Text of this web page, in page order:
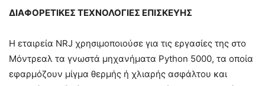
ΔΙΑΦΟΡΕΤΙΚΕΣ ΤΕΧΝΟΛΟΓΙΕΣ ΕΠΙΣΚΕΥΗΣ
Η εταιρεία NRJ χρησιμοποιούσε για τις εργασίες της στο
Μόντρεαλ τα γνωστά μηχανήματα Python 5000, τα οποία
εφαρμόζουν μίγμα θερμής ή χλιαρής ασφάλτου και